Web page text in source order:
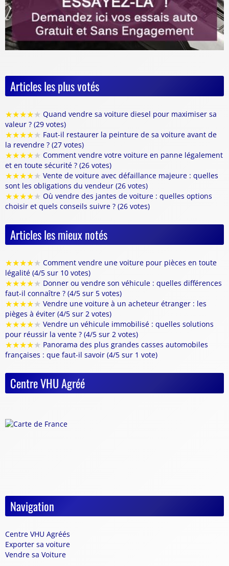
Articles les plus votés
★★★★★ Quand vendre sa voiture diesel pour maximiser sa
valeur ? (29 votes)
★★★★★ Faut-il restaurer la peinture de sa voiture avant de
la revendre ? (27 votes)
★★★★★ Comment vendre votre voiture en panne légalement
et en toute sécurité ? (26 votes)
★★★★★ Vente de voiture avec défaillance majeure : quelles
sont les obligations du vendeur (26 votes)
★★★★★ Où vendre des jantes de voiture : quelles options
choisir et quels conseils suivre ? (26 votes)
Articles les mieux notés
★★★★★ Comment vendre une voiture pour pièces en toute
légalité (4/5 sur 10 votes)
★★★★★ Donner ou vendre son véhicule : quelles différences
faut-il connaître ? (4/5 sur 5 votes)
★★★★★ Vendre une voiture à un acheteur étranger : les
pièges à éviter (4/5 sur 2 votes)
★★★★★ Vendre un véhicule immobilisé : quelles solutions
pour réussir la vente ? (4/5 sur 2 votes)
★★★★★ Panorama des plus grandes casses automobiles
françaises : que faut-il savoir (4/5 sur 1 vote)
Centre VHU Agréé
Navigation
Centre VHU Agréés
Exporter sa voiture
Vendre sa Voiture